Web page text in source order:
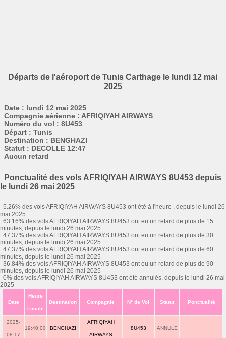
Départs de l'aéroport de Tunis Carthage le lundi 12 mai
2025
Date : lundi 12 mai 2025
Compagnie aérienne : AFRIQIYAH AIRWAYS
Numéro du vol : 8U453
Départ : Tunis
Destination : BENGHAZI
Statut : DECOLLE 12:47
Aucun retard
Ponctualité des vols AFRIQIYAH AIRWAYS 8U453 depuis
le lundi 26 mai 2025
5.26% des vols AFRIQIYAH AIRWAYS 8U453 ont été à l'heure , depuis le lundi 26
mai 2025
63.16% des vols AFRIQIYAH AIRWAYS 8U453 ont eu un retard de plus de 15
minutes, depuis le lundi 26 mai 2025
47.37% des vols AFRIQIYAH AIRWAYS 8U453 ont eu un retard de plus de 30
minutes, depuis le lundi 26 mai 2025
47.37% des vols AFRIQIYAH AIRWAYS 8U453 ont eu un retard de plus de 60
minutes, depuis le lundi 26 mai 2025
36.84% des vols AFRIQIYAH AIRWAYS 8U453 ont eu un retard de plus de 90
minutes, depuis le lundi 26 mai 2025
0% des vols AFRIQIYAH AIRWAYS 8U453 ont été annulés, depuis le lundi 26 mai
2025
Date
Heure
Locale
Destination Compagnie N° de Vol Statut Ponctualité
2025-
08-17
19:40:00 BENGHAZI
AFRIQIYAH
AIRWAYS
8U453 ANNULE